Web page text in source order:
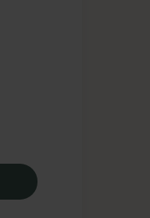
Serum, 379 kr.